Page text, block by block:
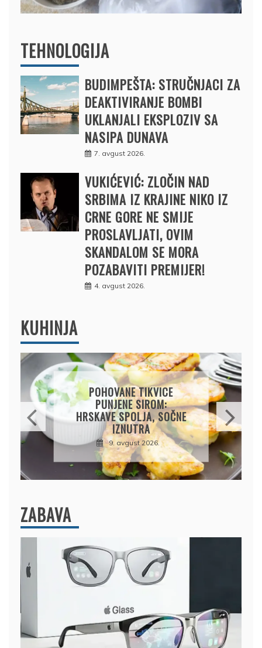
TEHNOLOGIJA
BUDIMPEŠTA: STRUČNJACI ZA
DEAKTIVIRANJE BOMBI
UKLANJALI EKSPLOZIV SA
NASIPA DUNAVA
7. avgust 2026.
VUKIĆEVIĆ: ZLOČIN NAD
SRBIMA IZ KRAJINE NIKO IZ
CRNE GORE NE SMIJE
PROSLAVLJATI, OVIM
SKANDALOM SE MORA
POZABAVITI PREMIJER!
4. avgust 2026.
KUHINJA
CARSKE MRVICE:
NJEMAČKI KLASIK KOJI SE
TOPI U USTIMA
9. avgust 2026.
ZABAVA